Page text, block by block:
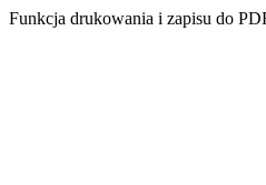
Funkcja drukowania i zapisu do